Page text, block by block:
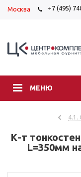
Москва +7 (495)
МЕНЮ
4.1.
К-т
L=350мм